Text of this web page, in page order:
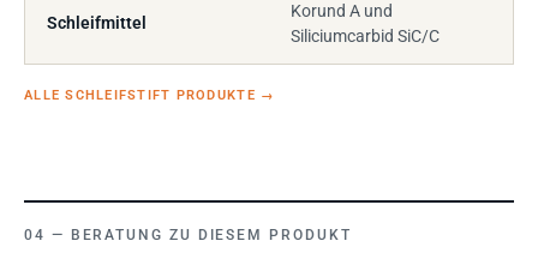
Schleifmittel
Korund A und
Siliciumcarbid SiC/C
ALLE SCHLEIFSTIFT PRODUKTE →
BERATUNG ZU DIESEM PRODUKT